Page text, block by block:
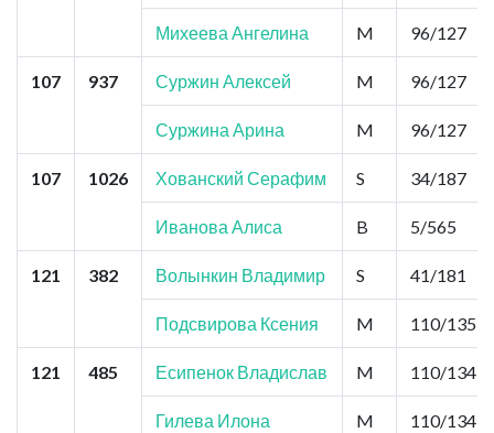
Михеева Ангелина M 96/127
107 937 Суржин Алексей M 96/127
Суржина Арина M 96/127
107 1026 Хованский Серафим S 34/187
Иванова Алиса B 5/565
121 382 Волынкин Владимир S 41/181
Подсвирова Ксения M 110/135
121 485 Есипенок Владислав M 110/134
Гилева Илона M 110/134